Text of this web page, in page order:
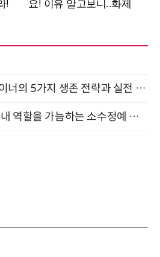
AI × Design : UX디자이너의 5가지 생존 전략과 실전 대응 8월 28일 개최
글로벌 트렌드를 읽고, 내 역할을 가늠하는 소수정예 실습 워크숍 (8/28)